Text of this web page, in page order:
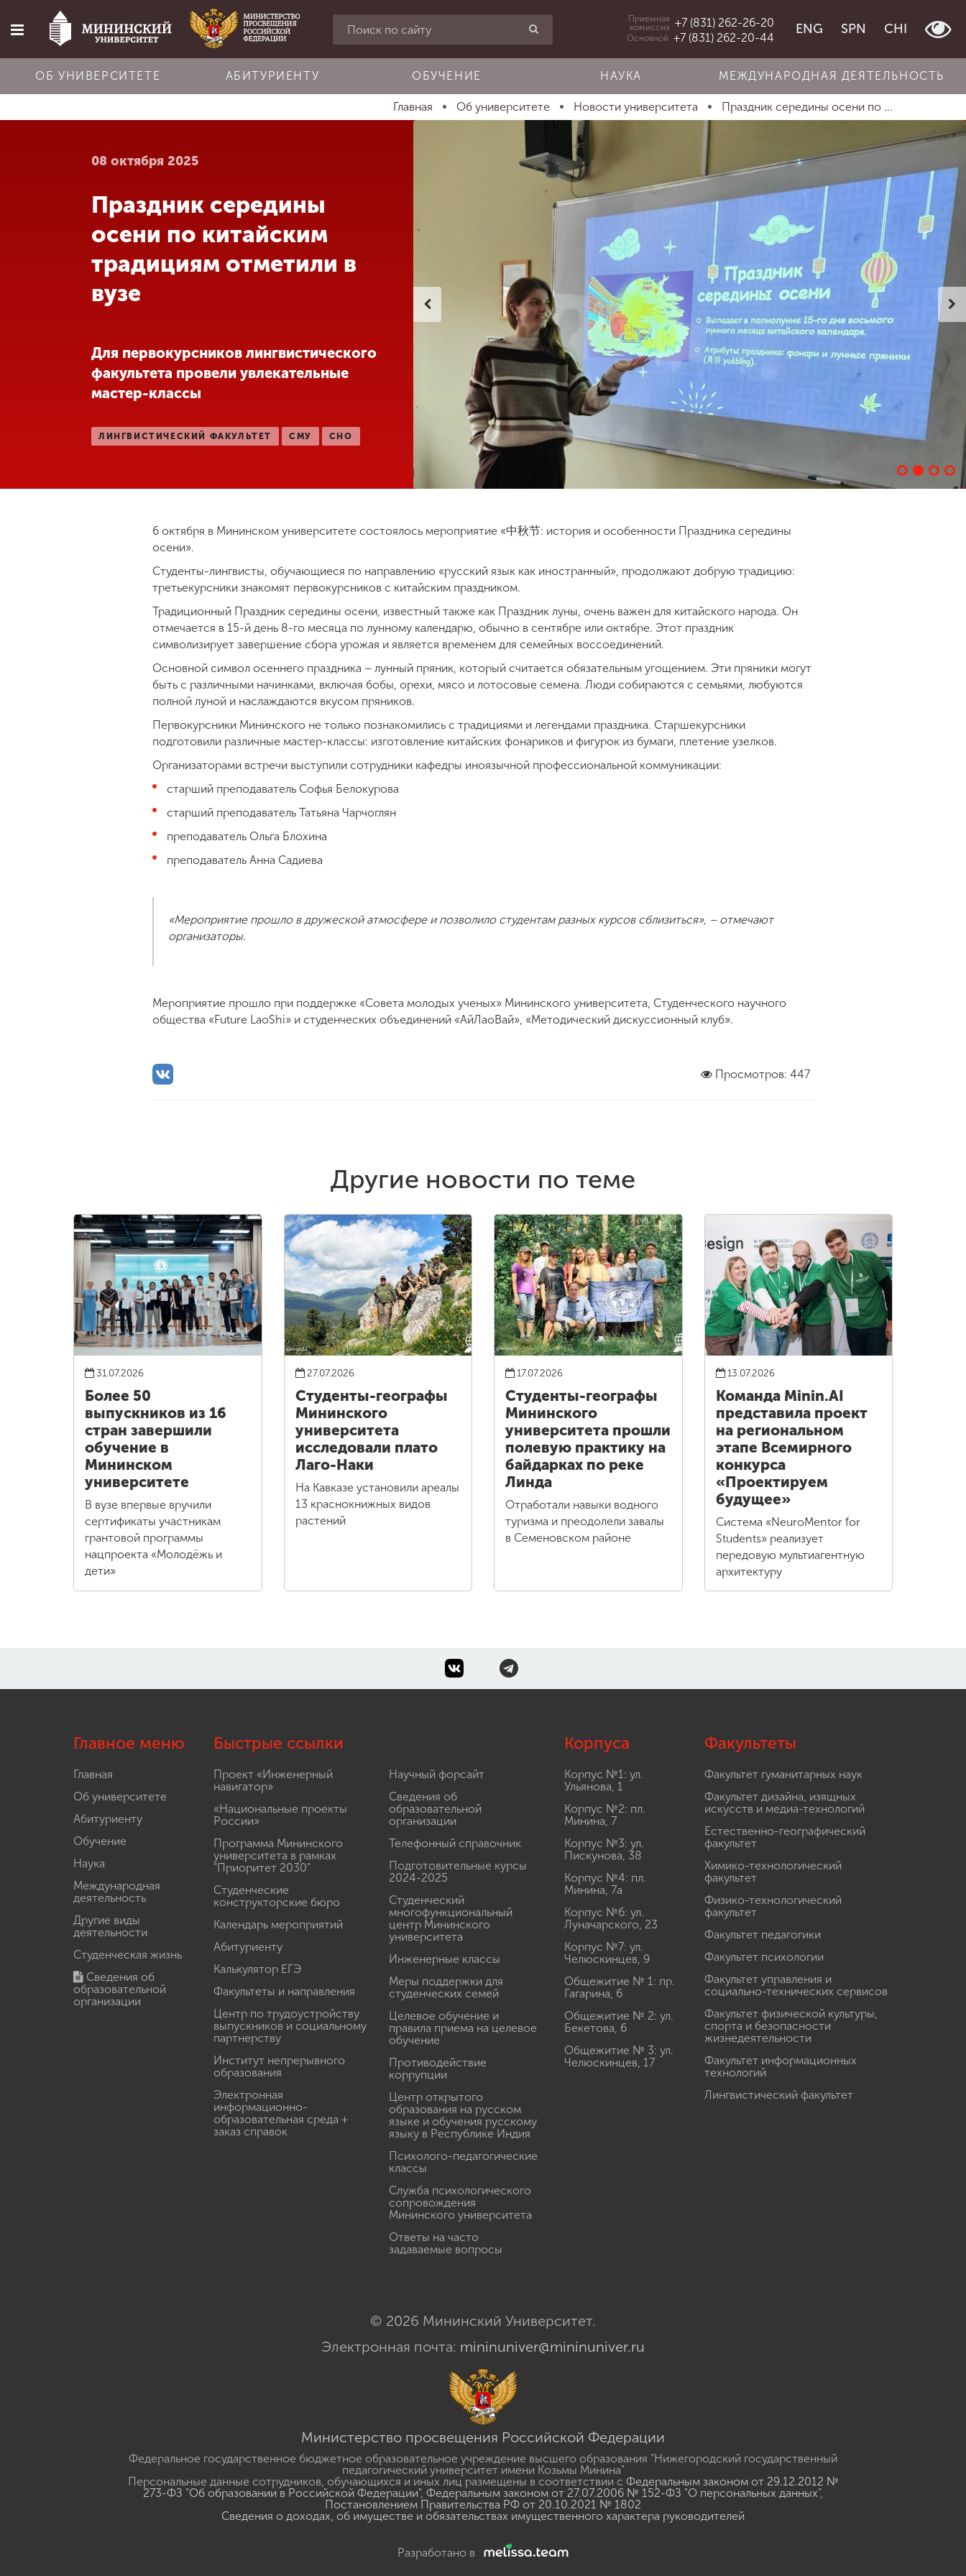
Главная
Об университете
Абитуриенту
Обучение
Международная
деятельность
Приемная
комиссия +7 (831) 262-26-20
Основной +7 (831) 262-20-44
ENG SPN CHI
ОБ УНИВЕРСИТЕТЕ АБИТУРИЕНТУ ОБУЧЕНИЕ НАУКА МЕЖДУНАРОДНАЯ ДЕЯТЕЛЬНОСТЬ
Главная Об университете Новости университета Праздник середины осени по ...
08 октября 2025
Праздник середины
осени по китайским
традициям отметили в
вузе
Для первокурсников лингвистического
факультета провели увлекательные
мастер-классы
ЛИНГВИСТИЧЕСКИЙ ФАКУЛЬТЕТ СМУ СНО
6 октября в Мининском университете состоялось мероприятие «中秋节: история и особенности Праздника середины
осени».
Студенты-лингвисты, обучающиеся по направлению «русский язык как иностранный», продолжают добрую традицию:
третьекурсники знакомят первокурсников с китайским праздником.
Традиционный Праздник середины осени, известный также как Праздник луны, очень важен для китайского народа. Он
отмечается в 15-й день 8-го месяца по лунному календарю, обычно в сентябре или октябре. Этот праздник
символизирует завершение сбора урожая и является временем для семейных воссоединений.
Основной символ осеннего праздника – лунный пряник, который считается обязательным угощением. Эти пряники могут
быть с различными начинками, включая бобы, орехи, мясо и лотосовые семена. Люди собираются с семьями, любуются
полной луной и наслаждаются вкусом пряников.
Первокурсники Мининского не только познакомились с традициями и легендами праздника. Старшекурсники
подготовили различные мастер-классы: изготовление китайских фонариков и фигурок из бумаги, плетение узелков.
Организаторами встречи выступили сотрудники кафедры иноязычной профессиональной коммуникации:
старший преподаватель Софья Белокурова
старший преподаватель Татьяна Чарчоглян
преподаватель Ольга Блохина
преподаватель Анна Садиева
«Мероприятие прошло в дружеской атмосфере и позволило студентам разных курсов сблизиться», – отмечают
организаторы.
Мероприятие прошло при поддержке «Совета молодых ученых» Мининского университета, Студенческого научного
общества «Future LaoShi» и студенческих объединений «АйЛаоВай», «Методический дискуссионный клуб».
Просмотров: 447
Другие новости по теме
31.07.2026
Более 50
выпускников из 16
стран завершили
обучение в
Мининском
университете
В вузе впервые вручили
сертификаты участникам
грантовой программы
нацпроекта «Молодёжь и
дети»
27.07.2026
Студенты-географы
Мининского
университета
исследовали плато
Лаго-Наки
На Кавказе установили ареалы
13 краснокнижных видов
растений
17.07.2026
Студенты-географы
Мининского
университета прошли
полевую практику на
байдарках по реке
Линда
Отработали навыки водного
туризма и преодолели завалы
в Семеновском районе
13.07.2026
Команда Minin.AI
представила проект
на региональном
этапе Всемирного
конкурса
«Проектируем
будущее»
Система «NeuroMentor for
Students» реализует
передовую мультиагентную
архитектуру
Главное меню
Главная
Об университете
Абитуриенту
Обучение
Наука
Международная
деятельность
Другие виды
деятельности
Студенческая жизнь
Сведения об
образовательной
организации
Быстрые ссылки
Проект «Инженерный
навигатор»
«Национальные проекты
России»
Программа Мининского
университета в рамках
"Приоритет 2030"
Студенческие
конструкторские бюро
Календарь мероприятий
Абитуриенту
Калькулятор ЕГЭ
Факультеты и направления
Центр по трудоустройству
выпускников и социальному
партнерству
Институт непрерывного
образования
Электронная
информационно-
образовательная среда +
заказ справок
Научный форсайт
Сведения об
образовательной
организации
Телефонный справочник
Подготовительные курсы
2024-2025
Студенческий
многофункциональный
центр Мининского
университета
Инженерные классы
Меры поддержки для
студенческих семей
Целевое обучение и
правила приема на целевое
обучение
Противодействие
коррупции
Центр открытого
образования на русском
языке и обучения русскому
языку в Республике Индия
Психолого-педагогические
классы
Служба психологического
сопровождения
Мининского университета
Ответы на часто
задаваемые вопросы
Корпуса
Корпус №1: ул.
Ульянова, 1
Корпус №2: пл.
Минина, 7
Корпус №3: ул.
Пискунова, 38
Корпус №4: пл.
Минина, 7а
Корпус №6: ул.
Луначарского, 23
Корпус №7: ул.
Челюскинцев, 9
Общежитие № 1: пр.
Гагарина, 6
Общежитие № 2: ул.
Бекетова, 6
Общежитие № 3: ул.
Челюскинцев, 17
Факультеты
Факультет гуманитарных наук
Факультет дизайна, изящных
искусств и медиа-технологий
Естественно-географический
факультет
Химико-технологический
факультет
Физико-технологический
факультет
Факультет педагогики
Факультет психологии
Факультет управления и
социально-технических сервисов
Факультет физической культуры,
спорта и безопасности
жизнедеятельности
Факультет информационных
технологий
Лингвистический факультет
© 2026 Мининский Университет.
Электронная почта: mininuniver@mininuniver.ru
Министерство просвещения Российской Федерации
Федеральное государственное бюджетное образовательное учреждение высшего образования "Нижегородский государственный
педагогический университет имени Козьмы Минина"
Персональные данные сотрудников, обучающихся и иных лиц размещены в соответствии с Федеральным законом от 29.12.2012 №
273-ФЗ "Об образовании в Российской Федерации", Федеральным законом от 27.07.2006 № 152-ФЗ "О персональных данных",
Постановлением Правительства РФ от 20.10.2021 № 1802
Сведения о доходах, об имуществе и обязательствах имущественного характера руководителей
Разработано в